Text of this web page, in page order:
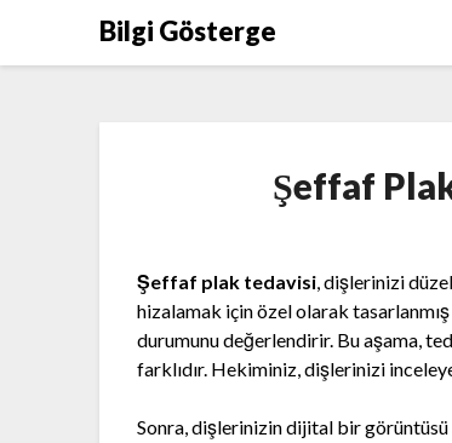
Bilgi Gösterge
Şeffaf
Şeffaf plak tedavisi, dişlerinizi
hizalamak için özel olarak
durumunu değerlendirir. Bu aşama,
farklıdır. Hekiminiz, dişlerinizi
Sonra, dişlerinizin dijital bir görüntüsü